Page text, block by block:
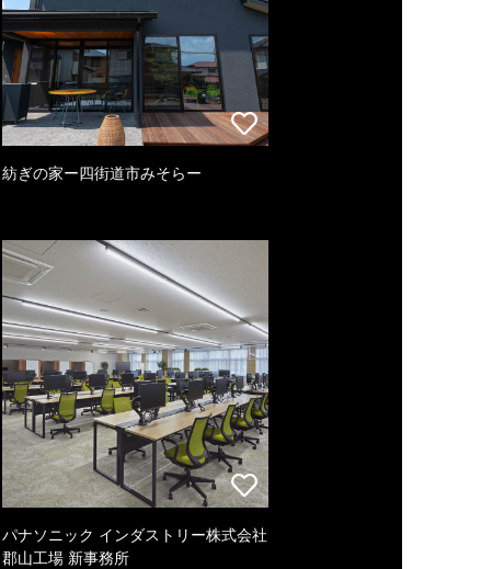
紡ぎの家ー四街道市みそらー
パナソニック インダストリー株式会社
郡山工場 新事務所